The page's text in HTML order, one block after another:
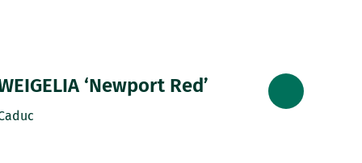
‘Newport Red’